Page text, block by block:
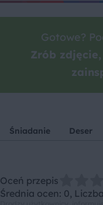
Gotowe?
Zrób
Śniadanie Deser
Oceń przepis
Średnia ocen: 0,